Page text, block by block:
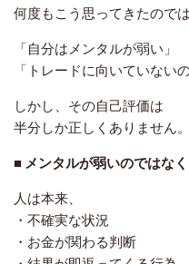
何度もこう思ってきたので
「自分はメンタルが弱い」
「トレードに向いていない
しかし、その自己評価は
半分しか正しくありません。
■ メンタルが弱いのではな
人は本来、
・不確実な状況
・お金が関わる判断